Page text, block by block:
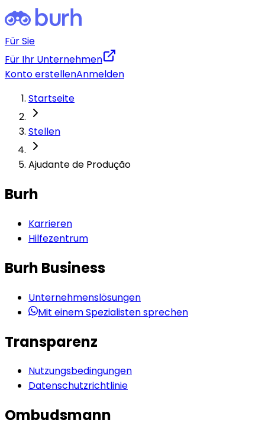
Für Sie
Für Ihr Unternehmen
Konto erstellenAnmelden
Startseite
Stellen
Ajudante de Produção
Burh
Karrieren
Hilfezentrum
Burh Business
Unternehmenslösungen
Mit einem Spezialisten sprechen
Transparenz
Nutzungsbedingungen
Datenschutzrichtlinie
Ombudsmann